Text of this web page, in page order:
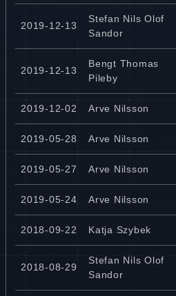
2019-12-13
Stefan Nils Olof
Sandor
2019-12-13
Bengt Thomas
Pileby
2019-12-02 Arve Nilsson
2019-05-28 Arve Nilsson
2019-05-27 Arve Nilsson
2019-05-24 Arve Nilsson
2018-09-22 Katja Szybek
2018-08-29
Stefan Nils Olof
Sandor